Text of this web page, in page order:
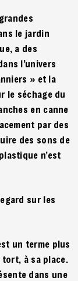
le jardin
a des
l’univers
» et la
le séchage du
en canne
par des
des sons de
n’est
sur les
un terme plus
à sa place.
dans une